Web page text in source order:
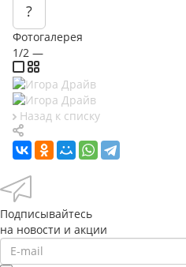
?
Фотогалерея
1/2 —
Назад к списку
Подписывайтесь
на новости и акции